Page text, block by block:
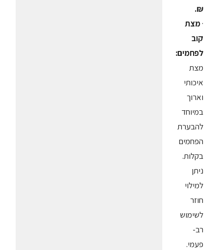
₪.
·מצת
קוב
לפחמים:
מצת
איכותי
וארוך
במיוחד
להבערת
הפחמים
בקלות.
ניתן
למילוי
חוזר
לשימוש
רב-
פעמי.